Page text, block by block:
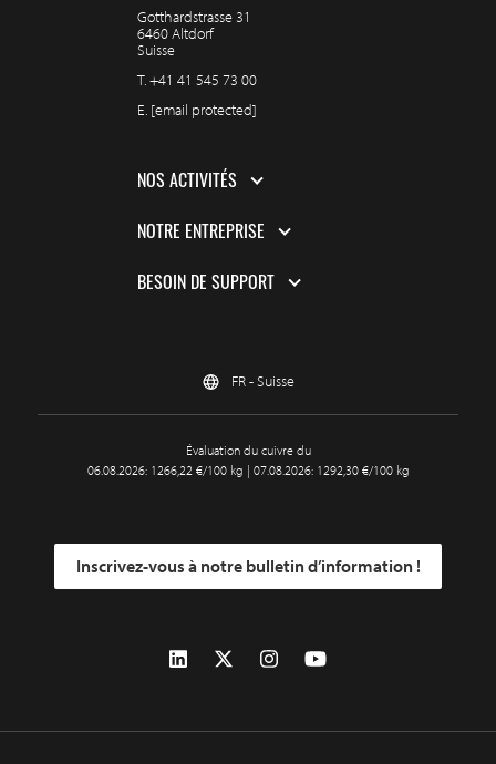
Gotthardstrasse 31
6460 Altdorf
Suisse
T.+41 41 545 73 00
E. [email protected]
NOS ACTIVITÉS
NOTRE ENTREPRISE
BESOIN DE SUPPORT
FR - Suisse
Évaluation du cuivre du
06.08.2026: 1266,22 €/100 kg | 07.08.2026: 1292,30 €/100 kg
Inscrivez-vous à notre bulletin d’information !